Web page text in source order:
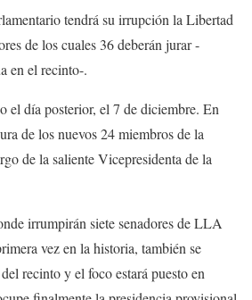
tendrá su irrupción la Libertad
de los cuales 36 deberán jurar -
en el recinto-.
el día posterior, el 7 de diciembre. En
de los nuevos 24 miembros de la
de la saliente Vicepresidenta de la
irrumpirán siete senadores de LLA
vez en la historia, también se
recinto y el foco estará puesto en